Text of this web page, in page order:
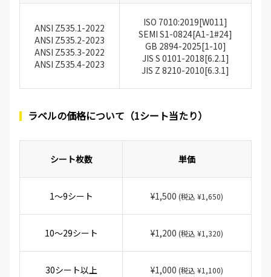
ANSI Z535.1-2022
ANSI Z535.2-2023
ANSI Z535.3-2022
ANSI Z535.4-2023
ISO 7010:2019[W011]
SEMI S1-0824[A1-1#24]
GB 2894-2025[1-10]
JIS S 0101-2018[6.2.1]
JIS Z 8210-2010[6.3.1]
ラベルの価格について（1シート当たり）
シート枚数 単価
1～9シート ¥1,500 (税込 ¥1,650)
10～29シート ¥1,200 (税込 ¥1,320)
30シート以上 ¥1,000 (税込 ¥1,100)